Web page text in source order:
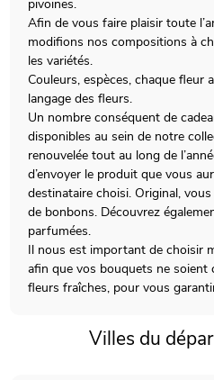
pivoines.
Afin de vous faire plaisir toute
modifions nos compositions à
les variétés.
Couleurs, espèces, chaque fleur
langage des fleurs.
Un nombre conséquent de
disponibles au sein de notre
renouvelée tout au long de
d’envoyer le produit que vous
destinataire choisi. Original,
de bonbons. Découvrez
parfumées.
Il nous est important de choisir
afin que vos bouquets ne soient
fleurs fraîches, pour vous
Villes du